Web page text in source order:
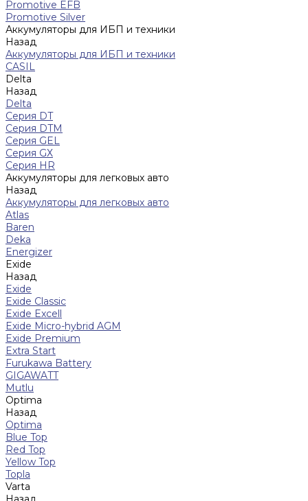
Promotive EFB
Promotive Silver
Аккумуляторы для ИБП и техники
Назад
Аккумуляторы для ИБП и техники
CASIL
Delta
Назад
Delta
Серия DT
Серия DTM
Серия GEL
Серия GХ
Серия HR
Аккумуляторы для легковых авто
Назад
Аккумуляторы для легковых авто
Atlas
Baren
Deka
Energizer
Exide
Назад
Exide
Exide Classic
Exide Excell
Exide Micro-hybrid AGM
Exide Premium
Extra Start
Furukawa Battery
GIGAWATT
Mutlu
Optima
Назад
Optima
Blue Top
Red Top
Yellow Top
Topla
Varta